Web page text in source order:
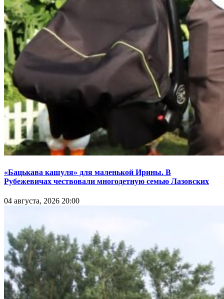
«Бацькава кашуля» для маленькой Ирины. В
Рубежевичах чествовали многодетную семью Лазовских
04 августа, 2026 20:00